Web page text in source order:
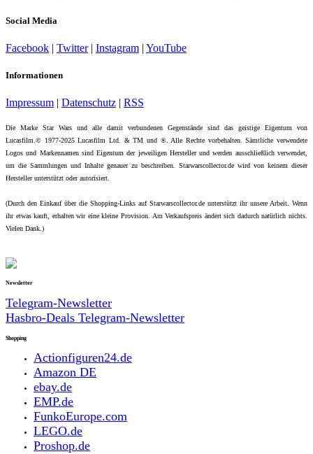
Social Media
Facebook | Twitter| Instagram | YouTube
Informationen
Impressum | Datenschutz | RSS
Die Marke Star Wars und alle damit verbundenen Gegenstände sind das geistige Eigentum von
Lucasfilm.© 1977-2025 Lucasfilm Ltd. & TM und ®. Alle Rechte vorbehalten. Sämtliche verwendete
Logos und Markennamen sind Eigentum der jeweiligen Hersteller und werden ausschließlich verwendet,
um die Sammlungen und Inhalte genauer zu beschreiben. Starwarscollector.de wird von keinem dieser
Hersteller unterstützt oder autorisiert.
(Durch den Einkauf über die Shopping-Links auf Starwarscollector.de unterstützt ihr unsere Arbeit. Wenn
ihr etwas kauft, erhalten wir eine kleine Provision. Am Verkaufspreis ändert sich dadurch natürlich nichts.
Vielen Dank.)
Newsletter
Telegram-Newsletter
Hasbro-Deals Telegram-Newsletter
Shopping
Actionfiguren24.de
Amazon DE
ebay.de
EMP.de
FunkoEurope.com
LEGO.de
Proshop.de